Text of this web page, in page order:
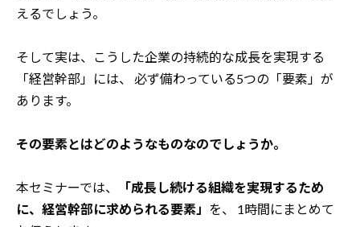
えるでしょう。
そして実は、こうした企業の持続的な成長を実現する
「経営幹部」には、
必ず備わっている5つの「要素」が
あります。
その要素とはどのようなものなのでしょうか。
本セミナーでは、
「成長し続ける組織を実現するため
に、経営幹部に求められる要素」 を、
1時間にまとめて